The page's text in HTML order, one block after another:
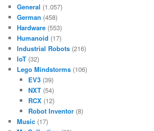
General (1.057)
German (458)
Hardware (553)
Humanoid (17)
Industrial Robots (216)
IoT (32)
Lego Mindstorms (106)
EV3(39)
NXT(54)
RCX(12)
Robot Inventor(8)
Music (17)